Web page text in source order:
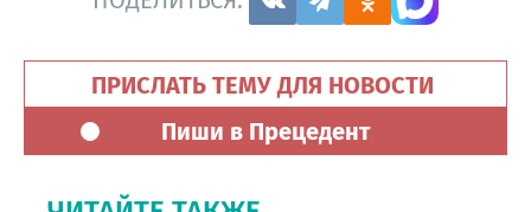
ПРИСЛАТЬ ТЕМУ ДЛЯ НОВОСТИ
Пиши в Прецедент